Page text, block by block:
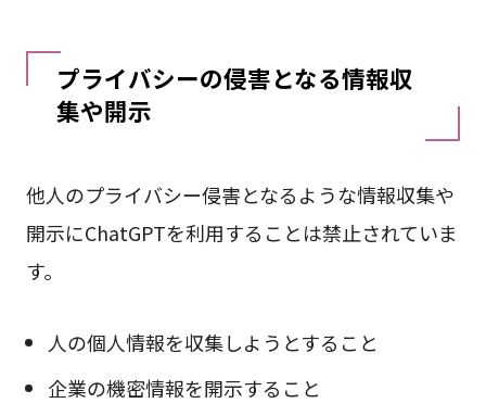
プライバシーの侵害となる情報収
集や開示
他人のプライバシー侵害となるような情報収集や
開示にChatGPTを利用することは禁止されていま
す。
人の個人情報を収集しようとすること
企業の機密情報を開示すること